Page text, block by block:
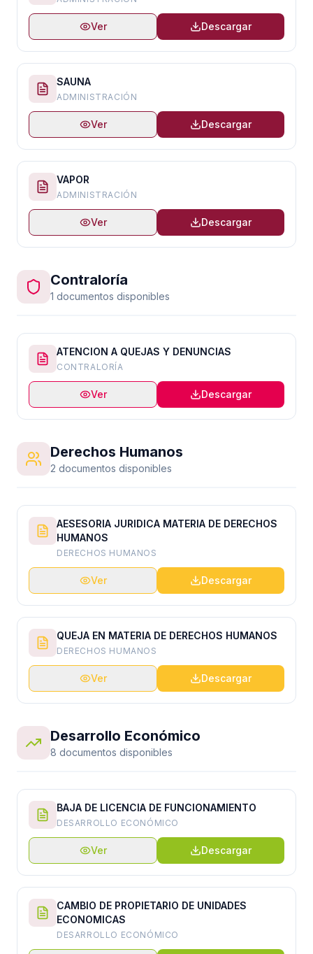
Ver Descargar
SAUNA
ADMINISTRACIÓN
Ver Descargar
VAPOR
ADMINISTRACIÓN
Ver Descargar
Contraloría
1 documentos disponibles
ATENCION A QUEJAS Y DENUNCIAS
CONTRALORÍA
Ver Descargar
Derechos Humanos
2 documentos disponibles
AESESORIA JURIDICA MATERIA DE DERECHOS
HUMANOS
DERECHOS HUMANOS
Ver Descargar
QUEJA EN MATERIA DE DERECHOS HUMANOS
DERECHOS HUMANOS
Ver Descargar
Desarrollo Económico
8 documentos disponibles
BAJA DE LICENCIA DE FUNCIONAMIENTO
DESARROLLO ECONÓMICO
Ver Descargar
CAMBIO DE PROPIETARIO DE UNIDADES
ECONOMICAS
DESARROLLO ECONÓMICO